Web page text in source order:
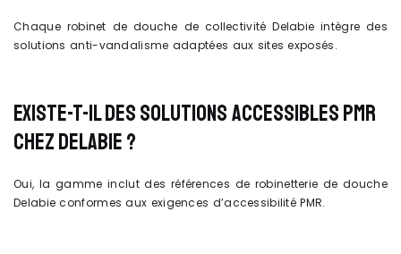
Chaque robinet de douche de collectivité Delabie intègre des
solutions anti-vandalisme adaptées aux sites exposés.
EXISTE-T-IL DES SOLUTIONS ACCESSIBLES PMR
CHEZ DELABIE ?
Oui, la gamme inclut des références de robinetterie de douche
Delabie conformes aux exigences d’accessibilité PMR.